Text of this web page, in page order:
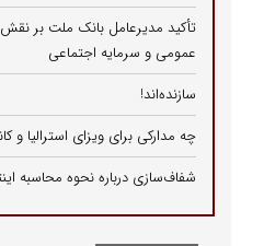
تأکید مدیرعامل بانک ملت بر نقش
عمومی و سرمایه اجتماعی
سازنده‌اند!
چه مدارکی برای ویزای استرالیا و
شفاف‌سازی درباره نحوه محاسبه